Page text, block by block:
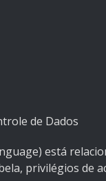
de Dados
está
privilégios de